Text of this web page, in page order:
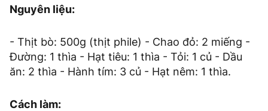
Nguyên liệu:
- Thịt bò: 500g (thịt phile) - Chao đỏ: 2 miếng -
Đường: 1 thìa - Hạt tiêu: 1 thìa - Tỏi: 1 củ - Dầu
ăn: 2 thìa - Hành tím: 3 củ - Hạt nêm: 1 thìa.
Cách làm: